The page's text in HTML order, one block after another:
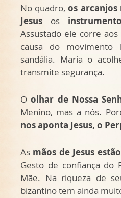
No quadro, os
Jesus os
Assustado ele corre
causa do movimento
sandália. Maria o
transmite segurança.
Oolhar de Nossa
Menino, mas a nós.
nos aponta Jesus, o
As mãos de Jesus
Gesto de confiança do
Mãe. Na riqueza de
bizantino tem ainda